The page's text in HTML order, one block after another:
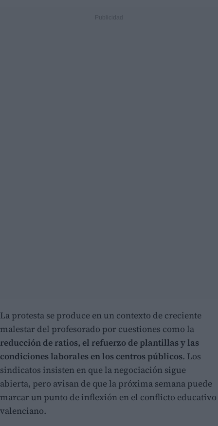
La protesta se produce en un contexto de creciente
malestar del profesorado por cuestiones como la
reducción de ratios, el refuerzo de plantillas y las
condiciones laborales en los centros públicos. Los
sindicatos insisten en que la negociación sigue
abierta, pero avisan de que la próxima semana puede
marcar un punto de inflexión en el conflicto educativo
valenciano.